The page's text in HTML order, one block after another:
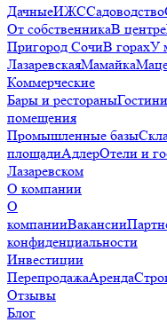
ДачныеИЖССадоводство
От собственникаВ центре
Пригород СочиВ горахУ
ЛазаревскаяМамайка
Коммерческие
Бары и рестораны
помещения
Промышленные базы
площадиАдлерОтели и
Лазаревском
О компании
О
компанииВакансии
конфиденциальности
Инвестиции
ПерепродажаАренда
Отзывы
Блог